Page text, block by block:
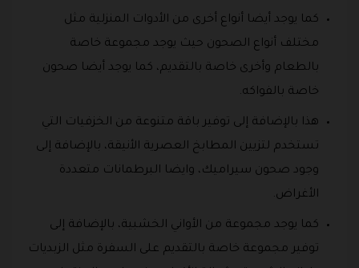
كما يوجد أيضا أنواع أخرى من الأدوات المنزلية مثل
مختلف أنواع الصحون حيث يوجد مجموعة خاصة
بالطعام وأخرى خاصة بالتقديم، كما يوجد أيضا صحون
خاصة بالفواكه.
هذا بالإضافة إلى توفير باقة متنوعة من الخزفيات التي
تستخدم لتزيين المطابخ العصرية الأنيقة، بالإضافة إلى
وجود صحون سيراميك، وايضا البرطمانات متعددة
الأغراض.
كما يوجد مجموعة من الأواني الخشبية، بالإضافة إلى
توفير مجموعة خاصة بالتقديم على السفرة مثل الزبديات